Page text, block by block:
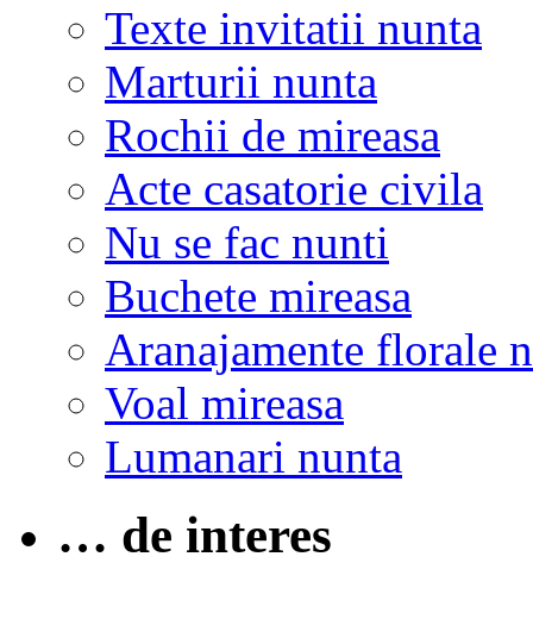
Texte invitatii nunta
Marturii nunta
Rochii de mireasa
Acte casatorie civila
Nu se fac nunti
Buchete mireasa
Aranajamente florale
Voal mireasa
Lumanari nunta
… de interes